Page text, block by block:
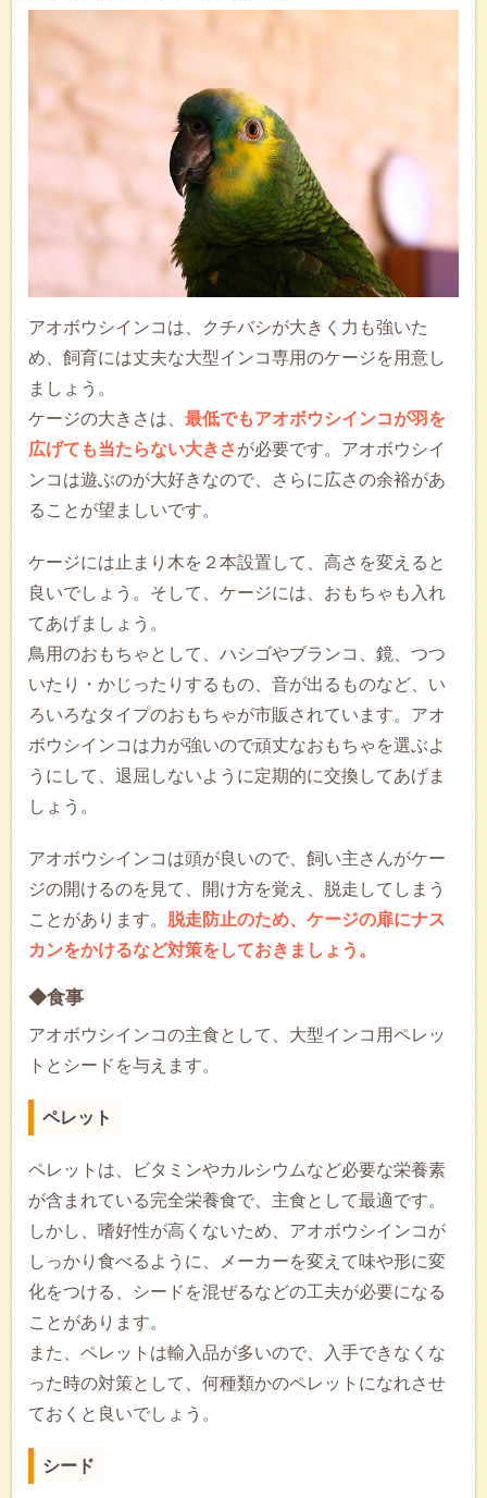
アオボウシインコは、クチバシが大きく力も強いた
め、飼育には丈夫な大型インコ専用のケージを用意し
ましょう。
ケージの大きさは、 最低でもアオボウシインコが羽を
広げても当たらない大きさが必要です。アオボウシイ
ンコは遊ぶのが大好きなので、さらに広さの余裕があ
ることが望ましいです。
ケージには止まり木を２本設置して、高さを変えると
良いでしょう。そして、ケージには、おもちゃも入れ
てあげましょう。
鳥用のおもちゃとして、ハシゴやブランコ、鏡、つつ
いたり・かじったりするもの、音が出るものなど、い
ろいろなタイプのおもちゃが市販されています。アオ
ボウシインコは力が強いので頑丈なおもちゃを選ぶよ
うにして、退屈しないように定期的に交換してあげま
しょう。
アオボウシインコは頭が良いので、飼い主さんがケー
ジの開けるのを見て、開け方を覚え、脱走してしまう
ことがあります。 脱走防止のため、ケージの扉にナス
カンをかけるなど対策をしておきましょう。
◆食事
アオボウシインコの主食として、大型インコ用ペレッ
トとシードを与えます。
ペレット
ペレットは、ビタミンやカルシウムなど必要な栄養素
が含まれている完全栄養食で、主食として最適です。
しかし、嗜好性が高くないため、アオボウシインコが
しっかり食べるように、メーカーを変えて味や形に変
化をつける、シードを混ぜるなどの工夫が必要になる
ことがあります。
また、ペレットは輸入品が多いので、入手できなくな
った時の対策として、何種類かのペレットになれさせ
ておくと良いでしょう。
シード